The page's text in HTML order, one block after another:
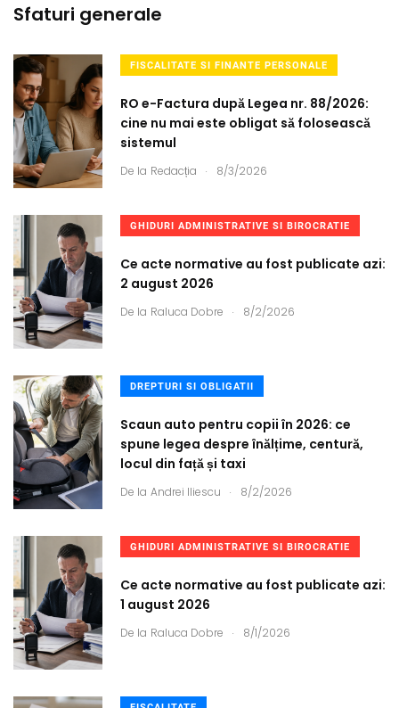
Sfaturi generale
FISCALITATE SI FINANTE PERSONALE
RO e-Factura după Legea nr. 88/2026:
cine nu mai este obligat să folosească
sistemul
De la Redacția . 8/3/2026
GHIDURI ADMINISTRATIVE SI BIROCRATIE
Ce acte normative au fost publicate azi:
2 august 2026
De la Raluca Dobre . 8/2/2026
DREPTURI SI OBLIGATII
Scaun auto pentru copii în 2026: ce
spune legea despre înălțime, centură,
locul din față și taxi
De la Andrei Iliescu . 8/2/2026
GHIDURI ADMINISTRATIVE SI BIROCRATIE
Ce acte normative au fost publicate azi:
1 august 2026
De la Raluca Dobre . 8/1/2026